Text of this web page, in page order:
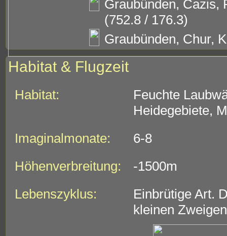
Graubünden, Cazis,
(752.8 / 176.3)
Graubünden, Chur,
Habitat & Flugzeit
Habitat:
Feuchte
Heidegebiete,
Imaginalmonate:
6-8
Höhenverbreitung:
-1500m
Lebenszyklus:
Einbrütige Art.
kleinen